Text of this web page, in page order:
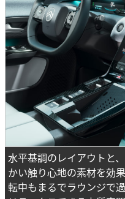
水平基調のレイアウトと
かい触り心地の素材を効
転中もまるでラウンジで